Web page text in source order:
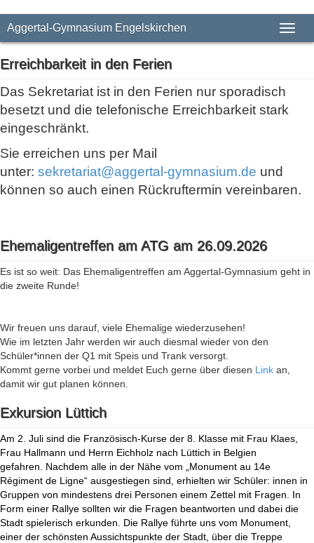
Aggertal-Gymnasium Engelskirchen
Erreichbarkeit in den Ferien
Das Sekretariat ist in den Ferien nur sporadisch
besetzt und die telefonische Erreichbarkeit stark
eingeschränkt.
Sie erreichen uns per Mail
unter: sekretariat@aggertal-gymnasium.de und
können so auch einen Rückruftermin vereinbaren.
Ehemaligentreffen am ATG am 26.09.2026
Es ist so weit: Das Ehemaligentreffen am Aggertal-Gymnasium geht in
die zweite Runde!
Wir freuen uns darauf, viele Ehemalige wiederzusehen!
Wie im letzten Jahr werden wir auch diesmal wieder von den
Schüler*innen der Q1 mit Speis und Trank versorgt.
Kommt gerne vorbei und meldet Euch gerne über diesen Link an,
damit wir gut planen können.
Exkursion Lüttich
Am 2. Juli sind die Französisch-Kurse der 8. Klasse mit Frau Klaes,
Frau Hallmann und Herrn Eichholz nach Lüttich in Belgien
gefahren. Nachdem alle in der Nähe vom „Monument au 14e
Régiment de Ligne“ ausgestiegen sind, erhielten wir Schüler: innen in
Gruppen von mindestens drei Personen einem Zettel mit Fragen. In
Form einer Rallye sollten wir die Fragen beantworten und dabei die
Stadt spielerisch erkunden. Die Rallye führte uns vom Monument,
einer der schönsten Aussichtspunkte der Stadt, über die Treppe